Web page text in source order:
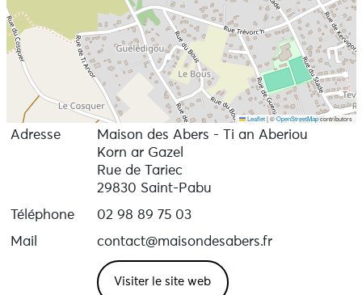
Leaflet |©OpenStreetMapcontributors
Adresse
Maison des Abers - Ti an Aberiou
Korn ar Gazel
Rue de Tariec
29830 Saint-Pabu
Téléphone
02 98 89 75 03
Mail
contact@maisondesabers.fr
Visiter le site web